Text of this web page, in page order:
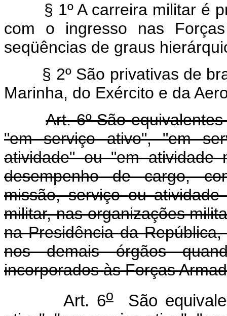
§ 1º A carreira militar é
com o ingresso nas
seqüências de graus
§ 2º São privativas de
Marinha, do Exército e da
Art. 6º São
"em serviço ativo", "em
atividade" ou "em atividade
desempenho de cargo,
missão, serviço ou
militar, nas organizações
na Presidência da
nos demais órgãos
incorporados às Forças
Art. 6oSão